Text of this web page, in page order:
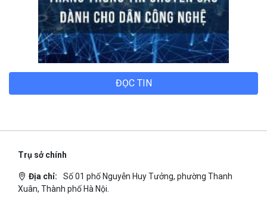
ĐỌC TIN
Trụ sở chính
Địa chỉ:
Số 01 phố Nguyễn Huy Tưởng, phường Thanh
Xuân, Thành phố Hà Nội.